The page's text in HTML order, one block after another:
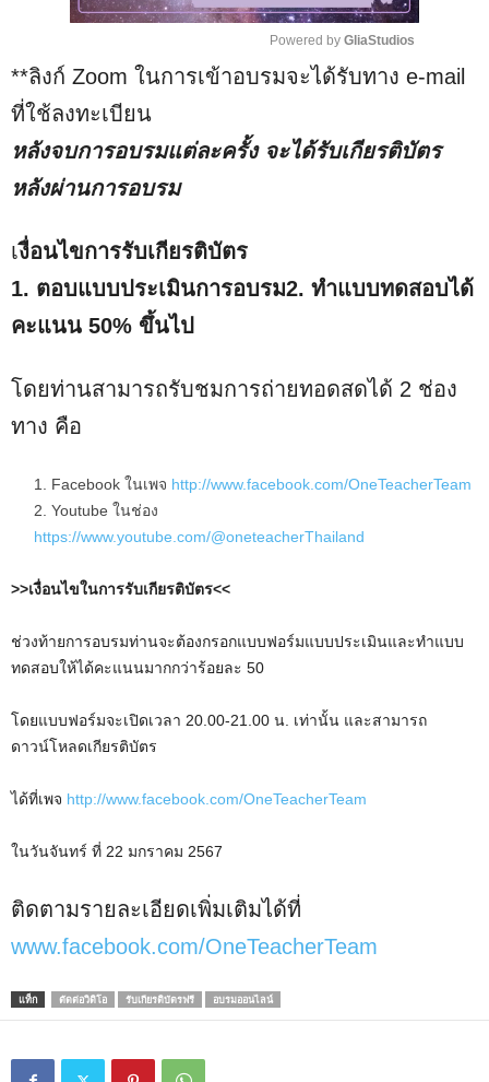
M
e
Powered by GliaStudios
**ลิงก์ Zoom ในการเข้าอบรมจะได้รับทาง e-mail
ที่ใช้ลงทะเบียน
หลังจบการอบรมแต่ละครั้ง จะได้รับเกียรติบัตร
หลังผ่านการอบรม
เงื่อนไขการรับเกียรติบัตร
1. ตอบแบบประเมินการอบรม2. ทำแบบทดสอบได้
คะแนน 50% ขึ้นไป
โดยท่านสามารถรับชมการถ่ายทอดสดได้ 2 ช่อง
ทาง คือ
Facebook ในเพจ http://www.facebook.com/OneTeacherTeam
Youtube ในช่อง
https://www.youtube.com/@oneteacherThailand
>>เงื่อนไขในการรับเกียรติบัตร<<
ช่วงท้ายการอบรมท่านจะต้องกรอกแบบฟอร์มแบบประเมินและทำแบบ
ทดสอบให้ได้คะแนนมากกว่าร้อยละ 50
โดยแบบฟอร์มจะเปิดเวลา 20.00-21.00 น. เท่านั้น และสามารถ
ดาวน์โหลดเกียรติบัตร
ได้ที่เพจ http://www.facebook.com/OneTeacherTeam
ในวันจันทร์ ที่ 22 มกราคม 2567
ติดตามรายละเอียดเพิ่มเติมได้ที่
www.facebook.com/OneTeacherTeam
แท็ก ตัดต่อวิดิโอ รับเกียรติบัตรฟรี อบรมออนไลน์